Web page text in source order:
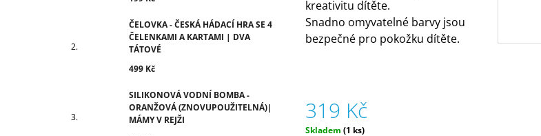
ČELOVKA - ČESKÁ HÁDACÍ HRA SE 4
ČELENKAMI A KARTAMI | DVA
TÁTOVÉ
499 Kč
SILIKONOVÁ VODNÍ BOMBA -
ORANŽOVÁ (ZNOVUPOUŽITELNÁ)|
MÁMY V REJŽI
kreativitu dítěte.
Snadno omyvatelné barvy jsou
bezpečné pro pokožku dítěte.
319 Kč
Měrná
Skladem (1 ks)